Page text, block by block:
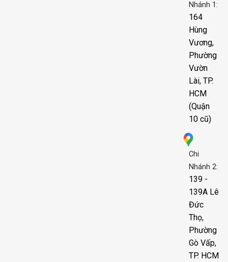
Nhánh 1:
164
Hùng
Vương,
Phường
Vườn
Lài, TP.
HCM
(Quận
10 cũ)
Chi
Nhánh 2:
139 -
139A Lê
Đức
Thọ,
Phường
Gò Vấp,
TP. HCM